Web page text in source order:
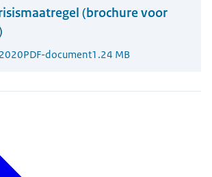
(brochure voor
PDF-document1.24 MB